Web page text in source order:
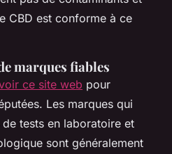
CBD est conforme à ce
marques fiables
ce site web pour
Les marques qui
tests en laboratoire et
sont généralement